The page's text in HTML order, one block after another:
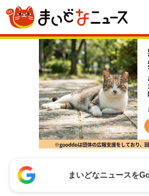
まいどなニュースを